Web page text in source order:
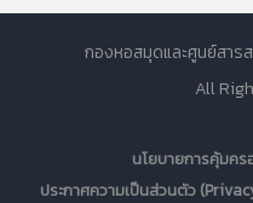
กองหอสมุดและศูนย์สารส
All
นโยบายการคุ้มค
ประกาศความเป็นส่วนตัว